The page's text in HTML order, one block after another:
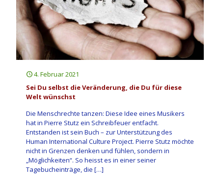
4. Februar 2021
Sei Du selbst die Veränderung, die Du für diese
Welt wünschst
Die Menschrechte tanzen: Diese Idee eines Musikers
hat in Pierre Stutz ein Schreibfeuer entfacht.
Entstanden ist sein Buch – zur Unterstützung des
Human International Culture Project. Pierre Stutz möchte
nicht in Grenzen denken und fühlen, sondern in
„Möglichkeiten“. So heisst es in einer seiner
Tagebucheinträge, die […]